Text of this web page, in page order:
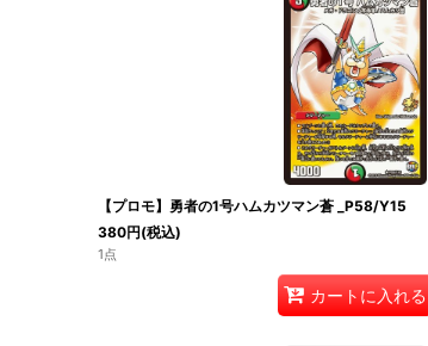
【プロモ】勇者の1号ハムカツマン蒼 _P58/Y15
380円(税込)
1点
カートに入れる